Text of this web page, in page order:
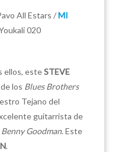
All Estars /MI
020
ellos, esteSTEVE
los Blues Brothers
Tejano del
guitarrista de
Benny Goodman. Este
.